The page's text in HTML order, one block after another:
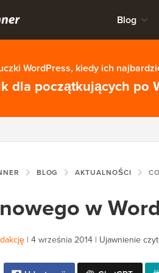
Blog
WordPress, kiedy ich
dla początkujących po
BLOG AKTUALNOŚCI CO
w
| 4 września 2014 | Ujawnienie